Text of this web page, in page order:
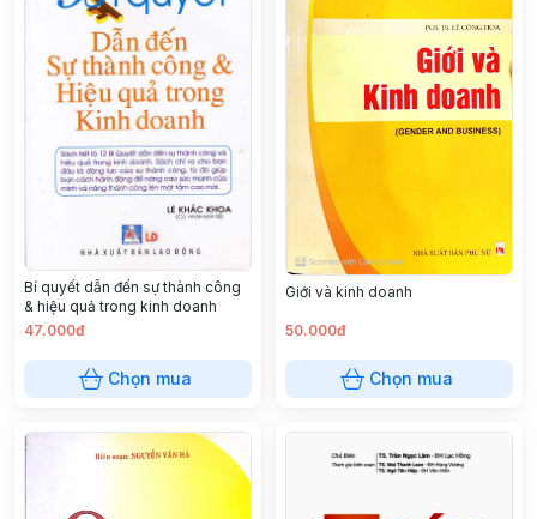
Bí quyết dẫn đến sự thành công
& hiệu quả trong kinh doanh
47.000đ
Chọn mua
Giới và kinh doanh
50.000đ
Chọn mua